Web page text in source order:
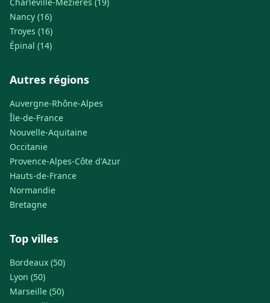
Charleville-Mézières (19)
Nancy (16)
Troyes (16)
Épinal (14)
Autres régions
Auvergne-Rhône-Alpes
Île-de-France
Nouvelle-Aquitaine
Occitanie
Provence-Alpes-Côte d'Azur
Hauts-de-France
Normandie
Bretagne
Top villes
Bordeaux (50)
Lyon (50)
Marseille (50)